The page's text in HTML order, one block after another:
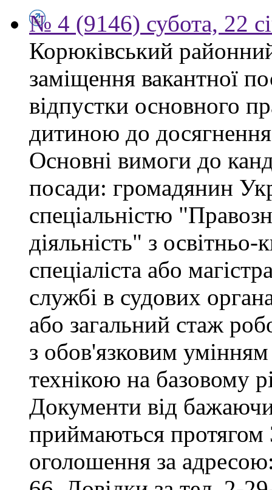
№ 4 (9146) субота, 22
Корюківський
заміщення вакантної
відпустки основного
дитиною до
Основні вимоги до
посади: громадянин
спеціальністю
діяльність" з
спеціаліста або
службі в судових
або загальний стаж
з обов'язковим
технікою на базовому
Документи від
приймаються протягом
оголошення за